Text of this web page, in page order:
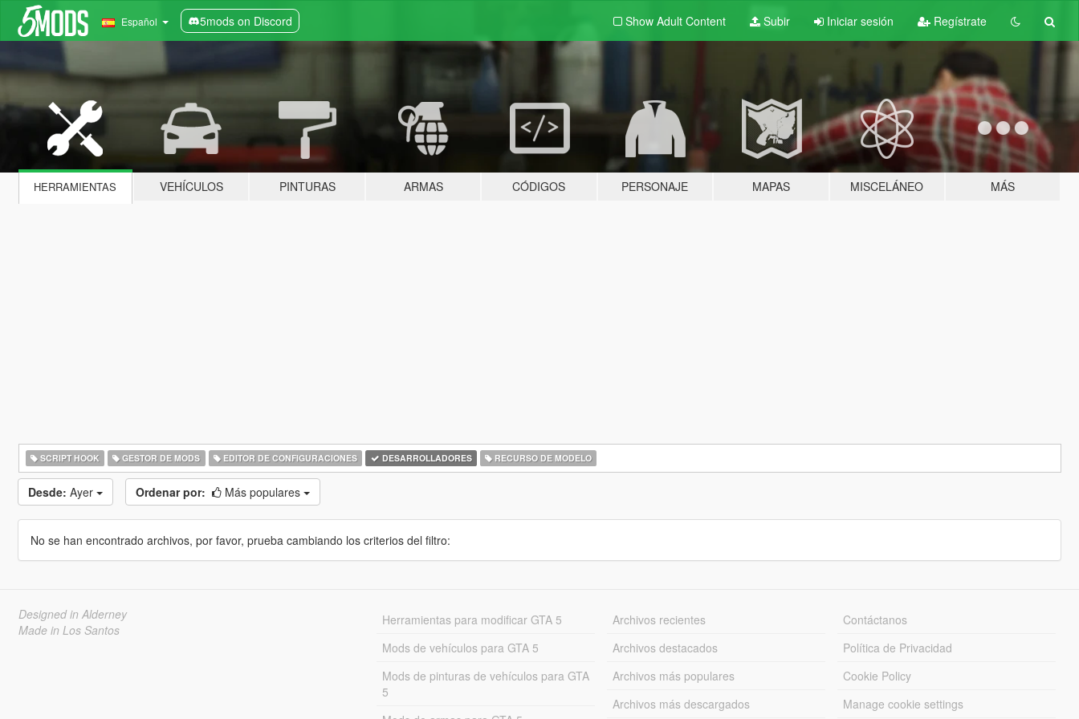
Español 5mods on Discord Show Adult Content Subir Iniciar sesión Regístrate
HERRAMIENTAS VEHÍCULOS PINTURAS ARMAS CÓDIGOS PERSONAJE MAPAS MISCELÁNEO MÁS
SCRIPT HOOK GESTOR DE MODS EDITOR DE CONFIGURACIONES DESARROLLADORES RECURSO DE MODELO
Desde: Ayer Ordenar por: Más populares
No se han encontrado archivos, por favor, prueba cambiando los criterios del filtro:
Designed in Alderney
Made in Los Santos
Herramientas para modificar GTA 5
Mods de vehículos para GTA 5
Mods de pinturas de vehículos para GTA
5
Archivos recientes
Archivos destacados
Archivos más populares
Archivos más descargados
Contáctanos
Política de Privacidad
Cookie Policy
Manage cookie settings